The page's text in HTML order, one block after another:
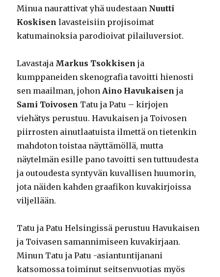
Minua naurattivat yhä uudestaan Nuutti
Koskisen lavasteisiin projisoimat
katumainoksia parodioivat pilailuversiot.
Lavastaja Markus Tsokkisenja
kumppaneiden skenografia tavoitti hienosti
sen maailman, johon Aino Havukaisen ja
Sami Toivosen Tatu ja Patu – kirjojen
viehätys perustuu. Havukaisen ja Toivosen
piirrosten ainutlaatuista ilmettä on tietenkin
mahdoton toistaa näyttämöllä, mutta
näytelmän esille pano tavoitti sen tuttuudesta
ja outoudesta syntyvän kuvallisen huumorin,
jota näiden kahden graafikon kuvakirjoissa
viljellään.
Tatu ja Patu Helsingissä perustuu Havukaisen
ja Toivasen samannimiseen kuvakirjaan.
Minun Tatu ja Patu -asiantuntijanani
katsomossa toiminut seitsenvuotias myös